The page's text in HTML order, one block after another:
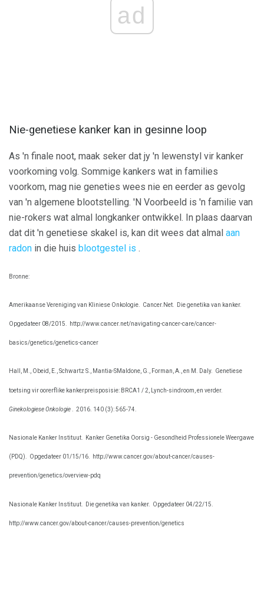
ad
Nie-genetiese kanker kan in gesinne loop
As 'n finale noot, maak seker dat jy 'n lewenstyl vir kanker
voorkoming volg. Sommige kankers wat in families
voorkom, mag nie geneties wees nie en eerder as gevolg
van 'n algemene blootstelling. 'N Voorbeeld is 'n familie van
nie-rokers wat almal longkanker ontwikkel. In plaas daarvan
dat dit 'n genetiese skakel is, kan dit wees dat almal aan
radon in die huis blootgestel is .
Bronne:
Amerikaanse Vereniging van Kliniese Onkologie. Cancer.Net. Die genetika van kanker.
Opgedateer 08/2015. http://www.cancer.net/navigating-cancer-care/cancer-
basics/genetics/genetics-cancer
Hall, M., Obeid, E., Schwartz S., Mantia-SMaldone, G., Forman, A., en M. Daly. Genetiese
toetsing vir oorerflike kankerpreisposisie: BRCA1 / 2, Lynch-sindroom, en verder.
Ginekologiese Onkologie 2016. 140 (3): 565-74.
Nasionale Kanker Instituut. Kanker Genetika Oorsig - Gesondheid Professionele Weergawe
(PDQ). Opgedateer 01/15/16. http://www.cancer.gov/about-cancer/causes-
prevention/genetics/overview-pdq
Nasionale Kanker Instituut. Die genetika van kanker. Opgedateer 04/22/15.
http://www.cancer.gov/about-cancer/causes-prevention/genetics